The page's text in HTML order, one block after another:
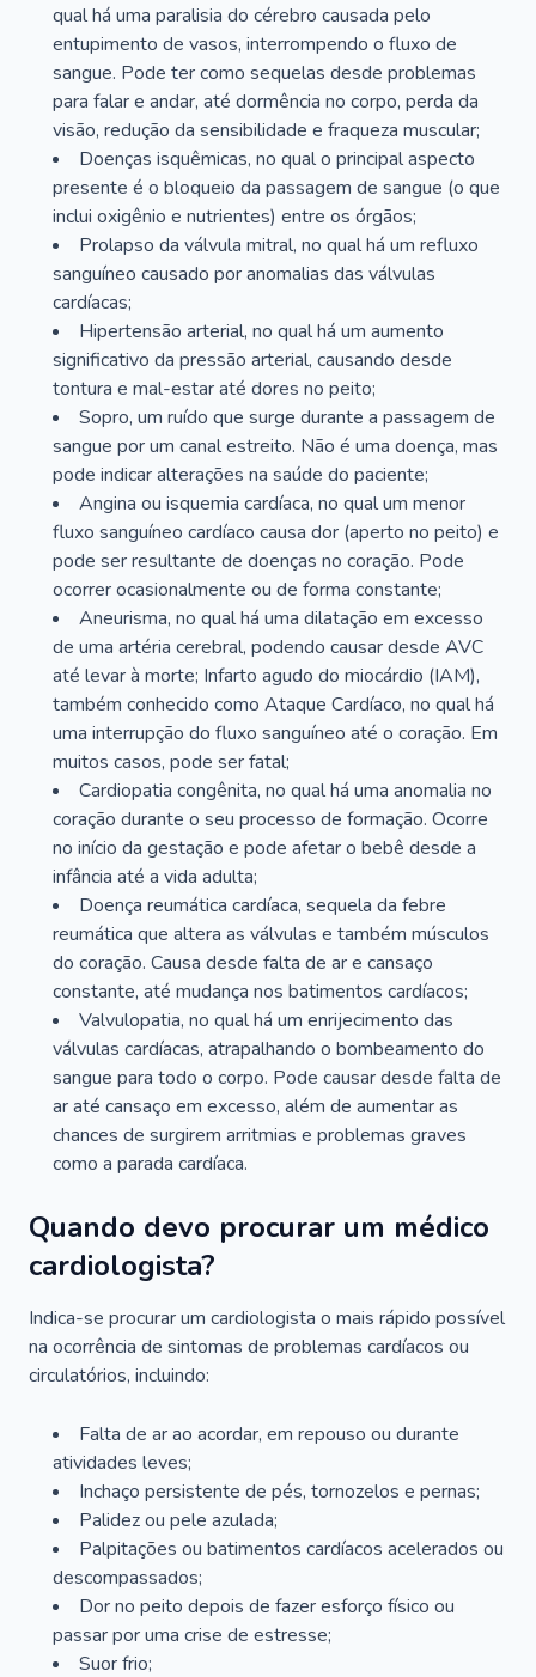
qual há uma paralisia do cérebro causada pelo
entupimento de vasos, interrompendo o fluxo de
sangue. Pode ter como sequelas desde problemas
para falar e andar, até dormência no corpo, perda da
visão, redução da sensibilidade e fraqueza muscular;
Doenças isquêmicas, no qual o principal aspecto
presente é o bloqueio da passagem de sangue (o que
inclui oxigênio e nutrientes) entre os órgãos;
Prolapso da válvula mitral, no qual há um refluxo
sanguíneo causado por anomalias das válvulas
cardíacas;
Hipertensão arterial, no qual há um aumento
significativo da pressão arterial, causando desde
tontura e mal-estar até dores no peito;
Sopro, um ruído que surge durante a passagem de
sangue por um canal estreito. Não é uma doença, mas
pode indicar alterações na saúde do paciente;
Angina ou isquemia cardíaca, no qual um menor
fluxo sanguíneo cardíaco causa dor (aperto no peito) e
pode ser resultante de doenças no coração. Pode
ocorrer ocasionalmente ou de forma constante;
Aneurisma, no qual há uma dilatação em excesso
de uma artéria cerebral, podendo causar desde AVC
até levar à morte; Infarto agudo do miocárdio (IAM),
também conhecido como Ataque Cardíaco, no qual há
uma interrupção do fluxo sanguíneo até o coração. Em
muitos casos, pode ser fatal;
Cardiopatia congênita, no qual há uma anomalia no
coração durante o seu processo de formação. Ocorre
no início da gestação e pode afetar o bebê desde a
infância até a vida adulta;
Doença reumática cardíaca, sequela da febre
reumática que altera as válvulas e também músculos
do coração. Causa desde falta de ar e cansaço
constante, até mudança nos batimentos cardíacos;
Valvulopatia, no qual há um enrijecimento das
válvulas cardíacas, atrapalhando o bombeamento do
sangue para todo o corpo. Pode causar desde falta de
ar até cansaço em excesso, além de aumentar as
chances de surgirem arritmias e problemas graves
como a parada cardíaca.
Quando devo procurar um médico
cardiologista?
Indica-se procurar um cardiologista o mais rápido possível
na ocorrência de sintomas de problemas cardíacos ou
circulatórios, incluindo:
Falta de ar ao acordar, em repouso ou durante
atividades leves;
Inchaço persistente de pés, tornozelos e pernas;
Palidez ou pele azulada;
Palpitações ou batimentos cardíacos acelerados ou
descompassados;
Dor no peito depois de fazer esforço físico ou
passar por uma crise de estresse;
Suor frio;